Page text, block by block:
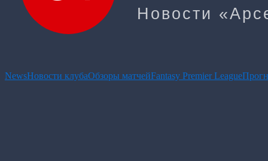
NewsНовости клубаОбзоры матчейFantasy Premier League